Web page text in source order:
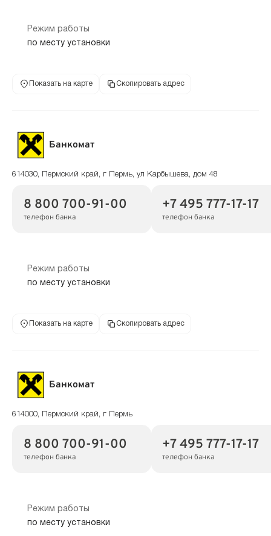
Режим работы
по месту установки
Показать на карте Скопировать адрес
Банкомат
614030, Пермский край, г Пермь, ул Карбышева, дом 48
8 800 700-91-00
телефон банка
+7 495 777-17-17
телефон банка
Режим работы
по месту установки
Показать на карте Скопировать адрес
Банкомат
614000, Пермский край, г Пермь
8 800 700-91-00
телефон банка
+7 495 777-17-17
телефон банка
Режим работы
по месту установки